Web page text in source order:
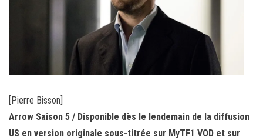
[Pierre Bisson]
Arrow Saison 5 / Disponible dès le lendemain de la diffusion
US en version originale sous-titrée sur MyTF1 VOD et sur